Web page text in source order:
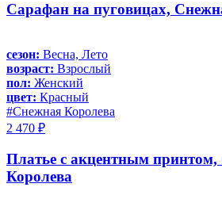
Сарафан на пуговицах,
сезон: Весна, Лето
возраст: Взрослый
пол: Женский
цвет: Красный
#Снежная Королева
2 470 ₽
Платье с акцентным
Королева